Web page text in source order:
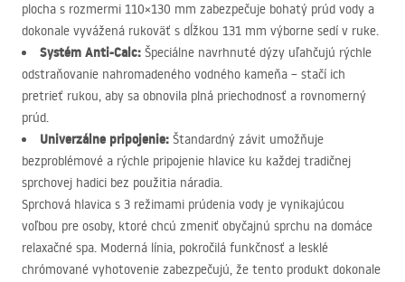
plocha s rozmermi 110×130 mm zabezpečuje bohatý prúd vody a
dokonale vyvážená rukoväť s dĺžkou 131 mm výborne sedí v ruke.
Systém Anti-Calc: Špeciálne navrhnuté dýzy uľahčujú rýchle
odstraňovanie nahromadeného vodného kameňa – stačí ich
pretrieť rukou, aby sa obnovila plná priechodnosť a rovnomerný
prúd.
Univerzálne pripojenie: Štandardný závit umožňuje
bezproblémové a rýchle pripojenie hlavice ku každej tradičnej
sprchovej hadici bez použitia náradia.
Sprchová hlavica s 3 režimami prúdenia vody je vynikajúcou
voľbou pre osoby, ktoré chcú zmeniť obyčajnú sprchu na domáce
relaxačné spa. Moderná línia, pokročilá funkčnosť a lesklé
chrómované vyhotovenie zabezpečujú, že tento produkt dokonale